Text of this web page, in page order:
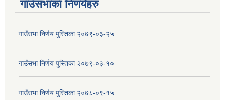
गाउँसभाका निणर्यहरु
गाउँसभा निर्णय पुस्तिका २०७९-०३-२५
गाउँसभा निर्णय पुस्तिका २०७९-०३-१०
गाउँसभा निर्णय पुस्तिका २०७८-०९-१५